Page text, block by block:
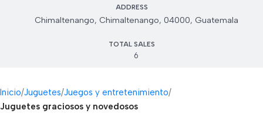
ADDRESS
Chimaltenango, Chimaltenango, 04000, Guatemala
TOTAL SALES
6
Inicio Juguetes Juegos y entretenimiento
Juguetes graciosos y novedosos